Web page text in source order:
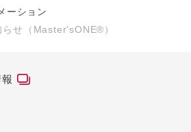
ーション
せ（Master'sONE®）